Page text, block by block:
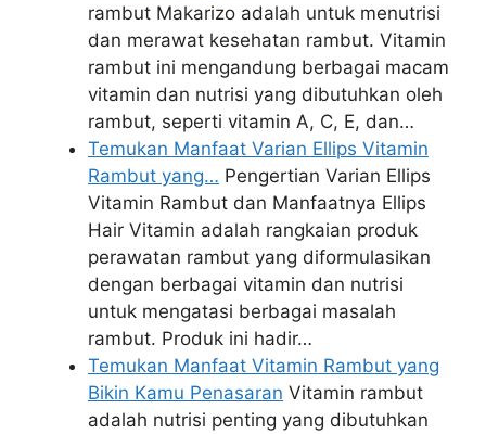
rambut Makarizo adalah untuk menutrisi
dan merawat kesehatan rambut. Vitamin
rambut ini mengandung berbagai macam
vitamin dan nutrisi yang dibutuhkan oleh
rambut, seperti vitamin A, C, E, dan…
Temukan Manfaat Varian Ellips Vitamin
Rambut yang… Pengertian Varian Ellips
Vitamin Rambut dan Manfaatnya Ellips
Hair Vitamin adalah rangkaian produk
perawatan rambut yang diformulasikan
dengan berbagai vitamin dan nutrisi
untuk mengatasi berbagai masalah
rambut. Produk ini hadir…
Temukan Manfaat Vitamin Rambut yang
Bikin Kamu Penasaran Vitamin rambut
adalah nutrisi penting yang dibutuhkan